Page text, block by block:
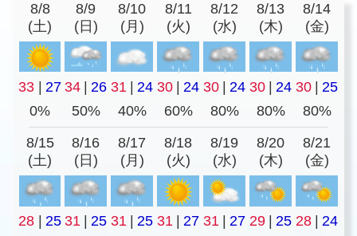
8/8
(土)
8/9
(日)
8/10
(月)
8/11
(火)
8/12
(水)
8/13
(木)
8/14
(金)
33 27 34 26 31 24 30 24 30 24 30 24 30
25
0%
50% 40% 60% 80% 80% 80%
8/15
(土)
8/16
(日)
8/17
(月)
8/18
(火)
8/19
(水)
8/20
(木)
8/21
(金)
28 25 31 25 31 25 31 27 31 27 29 25 28
24